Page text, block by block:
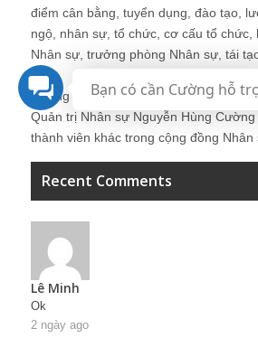
điểm cân bằng, tuyển dụng, đào tạo,
ngộ, nhân sự, tổ chức, cơ cấu tổ chức,
Nhân sự, trưởng phòng Nhân sự, tái
Những bài viết tại blog được chia sẻ
Quản trị Nhân sự Nguyễn Hùng Cường
thành viên khác trong cộng đồng Nhân
Recent Comments
Lê Minh
Ok
2 ngày ago
Bạn có cần Cường hỗ